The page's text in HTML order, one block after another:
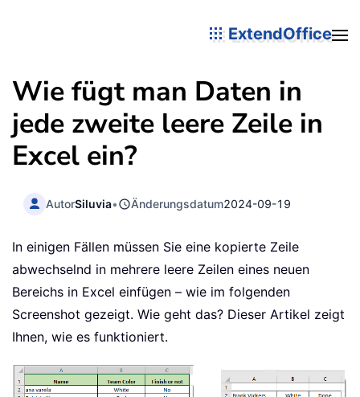
ExtendOffice
Wie fügt man Daten in
jede zweite leere Zeile in
Excel ein?
AutorSiluvia• Änderungsdatum2024-09-19
In einigen Fällen müssen Sie eine kopierte Zeile
abwechselnd in mehrere leere Zeilen eines neuen
Bereichs in Excel einfügen – wie im folgenden
Screenshot gezeigt. Wie geht das? Dieser Artikel zeigt
Ihnen, wie es funktioniert.